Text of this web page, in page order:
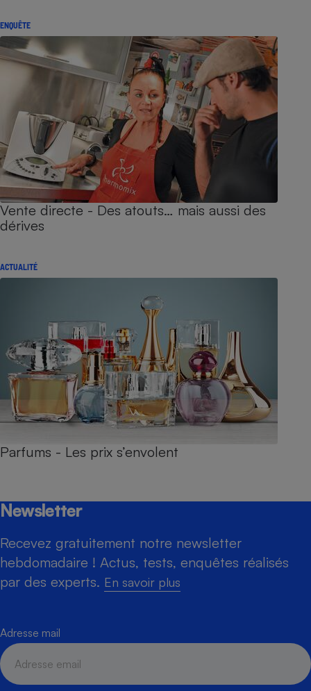
ENQUÊTE
Vente directe - Des atouts… mais aussi des
dérives
ACTUALITÉ
Parfums - Les prix s’envolent
Newsletter
Recevez gratuitement notre newsletter
hebdomadaire ! Actus, tests, enquêtes réalisés
par des experts. En savoir plus
Adresse mail